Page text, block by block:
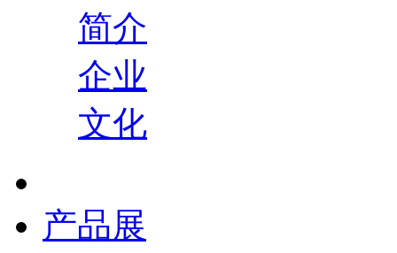
简介
企业
文化
产品展